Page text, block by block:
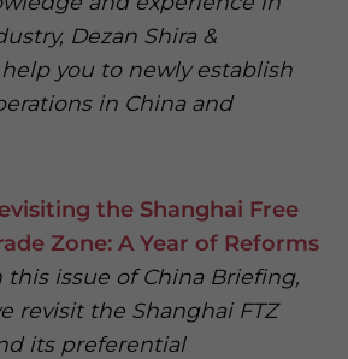
Dezan Shira &
you to newly establish
in China and
the Shanghai Free
Zone: A Year of Reforms
this issue of China Briefing,
revisit the Shanghai FTZ
its preferential